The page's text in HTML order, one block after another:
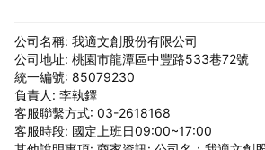
公司名稱: 我適文創股份有限公司
公司地址: 桃園市龍潭區中豐路533巷72號
統一編號: 85079230
負責人: 李執鐸
客服聯繫方式: 03-2618168
客服時段: 國定上班日09:00~17:00